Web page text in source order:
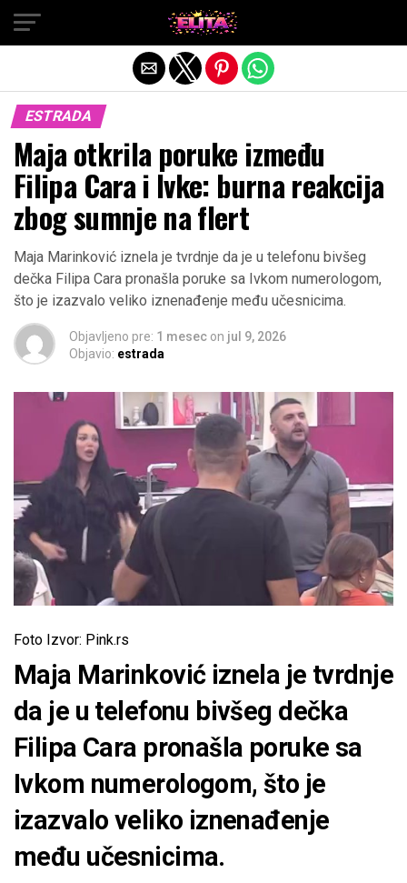
ESTRADA
Maja otkrila poruke između
Filipa Cara i Ivke: burna reakcija
zbog sumnje na flert
Maja Marinković iznela je tvrdnje da je u telefonu bivšeg
dečka Filipa Cara pronašla poruke sa Ivkom numerologom,
što je izazvalo veliko iznenađenje među učesnicima.
Objavljeno pre: 1 mesec on jul 9, 2026
Objavio: estrada
Foto Izvor: Pink.rs
Maja Marinković iznela je tvrdnje
da je u telefonu bivšeg dečka
Filipa Cara pronašla poruke sa
Ivkom numerologom, što je
izazvalo veliko iznenađenje
među učesnicima.
Exit mobile version